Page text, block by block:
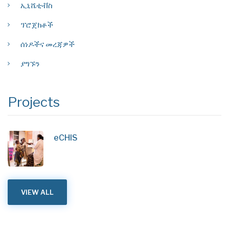
ኢኒሼቲቭስ
ፕሮጀክቶች
ሰነዶችና መረጃዎች
ያግኙን
Projects
eCHIS
VIEW ALL